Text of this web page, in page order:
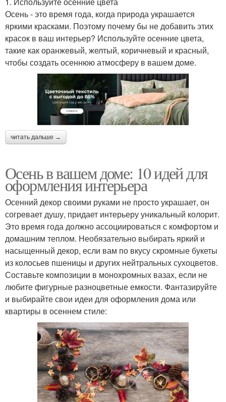
Осень - это время года, когда природа украшается
яркими красками. Поэтому почему бы не добавить этих
красок в ваш интерьер? Используйте осенние цвета,
такие как оранжевый, желтый, коричневый и красный,
чтобы создать осеннюю атмосферу в вашем доме.
читать дальше →
Осень в вашем доме: 10 идей для
оформления интерьера
Осенний декор своими руками не просто украшает, он
согревает душу, придает интерьеру уникальный колорит.
Это время года должно ассоциироваться с комфортом и
домашним теплом. Необязательно выбирать яркий и
насыщенный декор, если вам по вкусу скромные букеты
из колосьев пшеницы и других нейтральных сухоцветов.
Составьте композиции в монохромных вазах, если не
любите фигурные разноцветные емкости. Фантазируйте
и выбирайте свои идеи для оформления дома или
квартиры в осеннем стиле: